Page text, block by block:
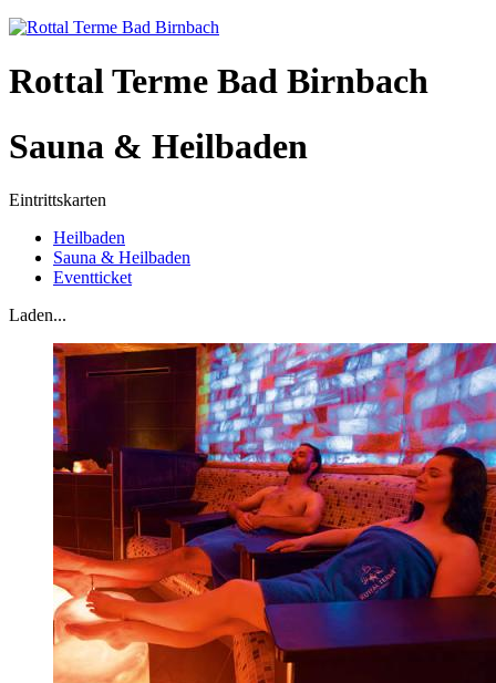
Rottal Terme Bad Birnbach
Sauna & Heilbaden
Eintrittskarten
Heilbaden
Sauna & Heilbaden
Eventticket
Laden...